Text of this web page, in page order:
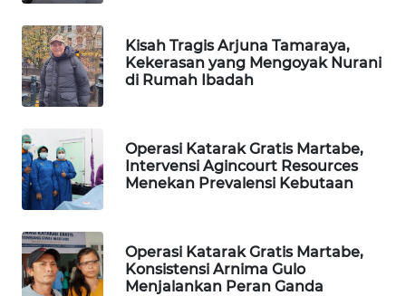
Kisah Tragis Arjuna Tamaraya,
Kekerasan yang Mengoyak Nurani
di Rumah Ibadah
Operasi Katarak Gratis Martabe,
Intervensi Agincourt Resources
Menekan Prevalensi Kebutaan
Operasi Katarak Gratis Martabe,
Konsistensi Arnima Gulo
Menjalankan Peran Ganda
KRT
NEWS
NEWS
JURNAL
MARITIM
HUMBANG
NEWS